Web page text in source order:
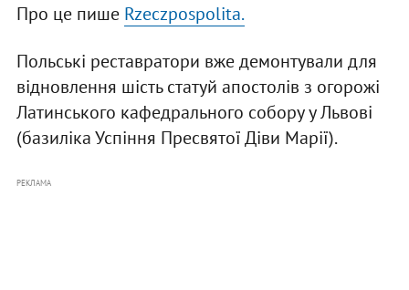
Про це пише Rzeczpospolita.
Польські реставратори вже демонтували для
відновлення шість статуй апостолів з огорожі
Латинського кафедрального собору у Львові
(базиліка Успіння Пресвятої Діви Марії).
РЕКЛАМА